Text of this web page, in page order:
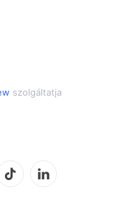
szolgáltatja
TikTok LinkedIn